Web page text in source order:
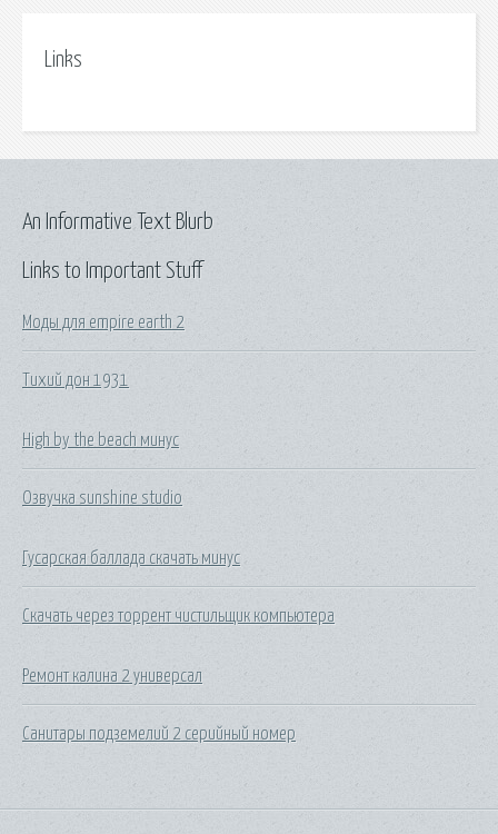
Links
Links to Important Stuff
Моды для empire earth 2
Тихий дон 1931
High by the beach минус
Озвучка sunshine studio
Гусарская баллада скачать минус
Скачать через торрент чистильщик компьютера
Ремонт калина 2 универсал
Санитары подземелий 2 серийный номер
An Informative Text Blurb